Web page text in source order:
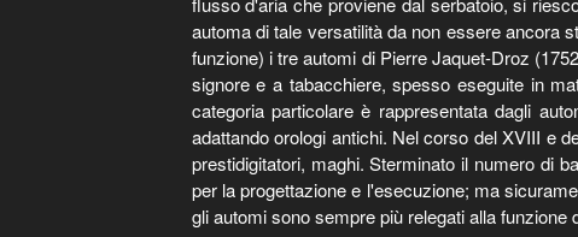
automa di tale versatilità da non essere ancora
funzione) i tre automi di Pierre Jaquet-Droz
signore e a tabacchiere, spesso eseguite in
categoria particolare è rappresentata dagli
adattando orologi antichi. Nel corso del XVIII e
prestidigitatori, maghi. Sterminato il numero di
per la progettazione e l'esecuzione; ma
gli automi sono sempre più relegati alla